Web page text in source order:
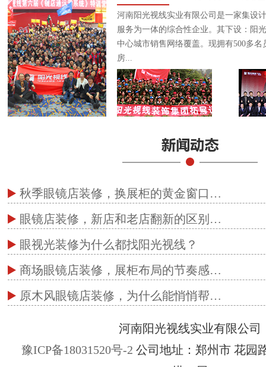
河南阳光视线实业有限公司是一家集设
服务为一体的综合性企业。其下设：阳
中心城市销售网络覆盖。现拥有500多
房...
秋季眼镜店装修，换展柜的黄金窗口…
眼镜店装修，新店和老店翻新的区别…
眼视光装修为什么都找阳光视线？
商场眼镜店装修，展柜布局的节奏感…
原木风眼镜店装修，为什么能悄悄帮…
河南阳光视线实业有限公司
豫ICP备18031520号-2 公司地址：郑州市 花园